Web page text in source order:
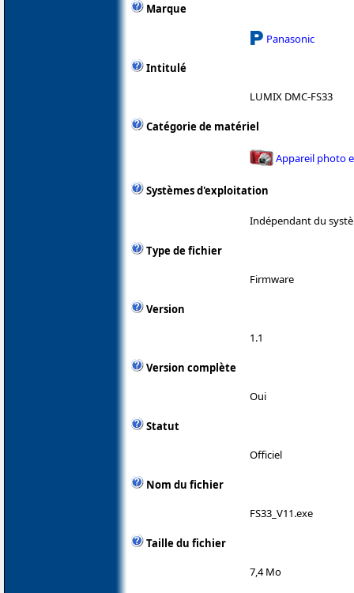
Marque
Panasonic
Intitulé
LUMIX DMC-FS33
Catégorie de matériel
Appareil photo
Systèmes d'exploitation
Indépendant du
Type de fichier
Firmware
Version
1.1
Version complète
Oui
Statut
Officiel
Nom du fichier
FS33_V11.exe
Taille du fichier
7,4 Mo